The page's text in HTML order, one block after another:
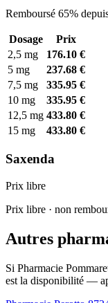
Remboursé 65%
Dosage
Prix
2,5 mg
176.10 €
5 mg
237.68 €
7,5 mg
335.95 €
10 mg
335.95 €
12,5 mg 433.80 €
15 mg
433.80 €
Saxenda
Prix libre
Prix libre · non
Autres
Si Pharmacie
est la disponibilité —